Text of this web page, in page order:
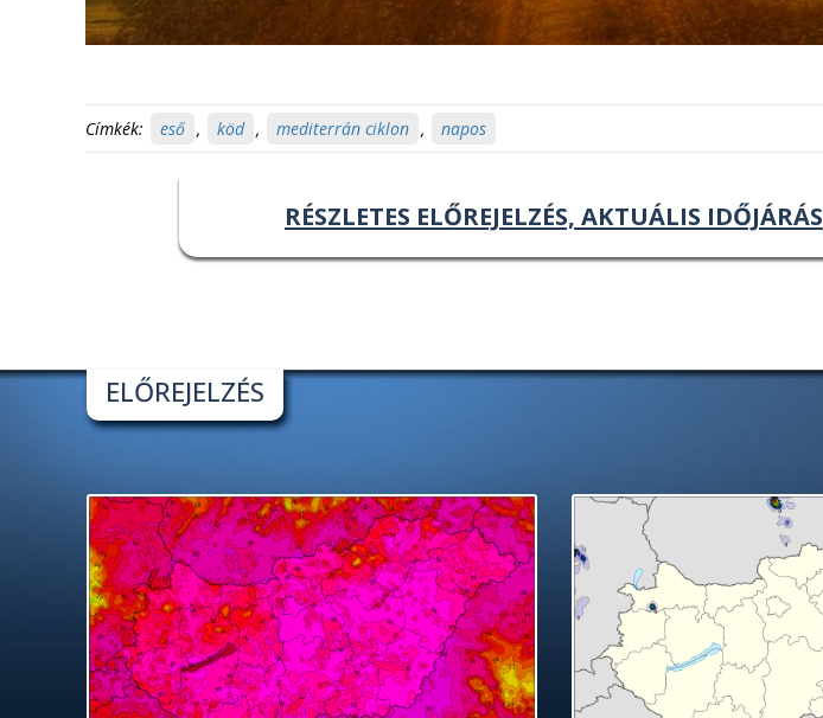
Címkék: eső , köd , mediterrán ciklon , napos
RÉSZLETES ELŐREJELZÉS, AKTUÁLIS IDŐJÁRÁS
ELŐREJELZÉS